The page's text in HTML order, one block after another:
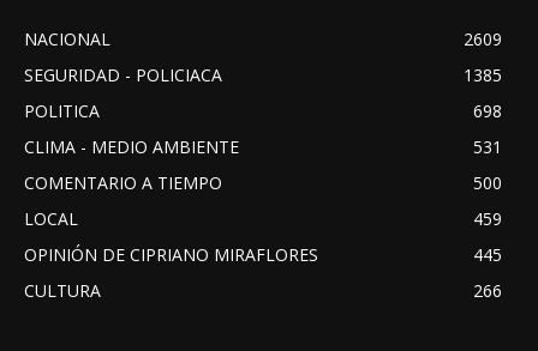
NACIONAL
2609
SEGURIDAD - POLICIACA
1385
POLITICA
698
CLIMA - MEDIO AMBIENTE
531
COMENTARIO A TIEMPO
500
LOCAL
459
OPINIÓN DE CIPRIANO MIRAFLORES
445
CULTURA
266